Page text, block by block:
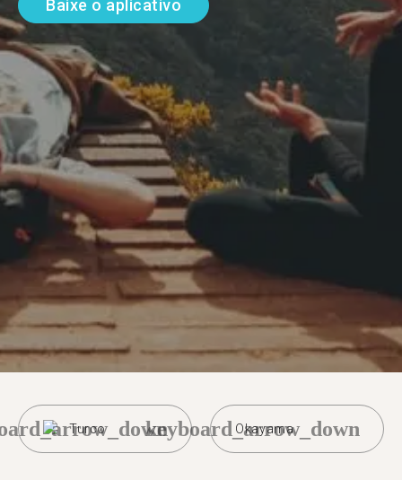
Baixe o aplicativo
Turco Okayama
keyboard_arrow_down